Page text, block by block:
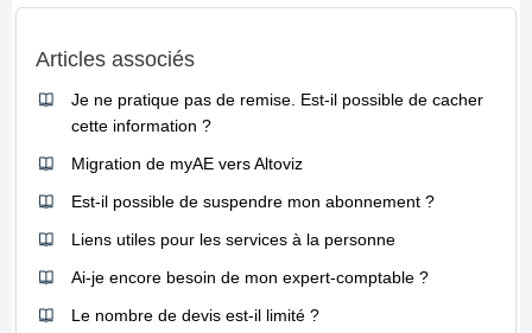
Articles associés
Je ne pratique pas de remise. Est-il possible de cacher
cette information ?
Migration de myAE vers Altoviz
Est-il possible de suspendre mon abonnement ?
Liens utiles pour les services à la personne
Ai-je encore besoin de mon expert-comptable ?
Le nombre de devis est-il limité ?